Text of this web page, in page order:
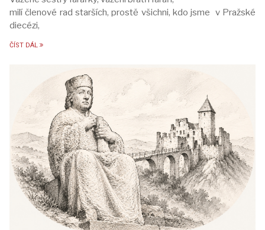
milí členové rad starších, prostě všichni, kdo jsme v Pražské
diecézi,
ČÍST DÁL